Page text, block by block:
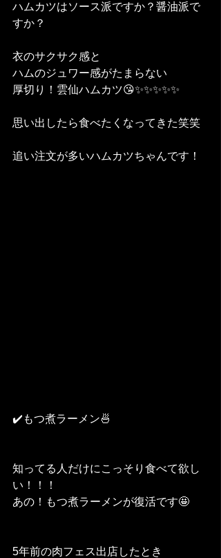
ハムカツはソース派ですか？醤油派で
すか？
衣のサクサク感と
ハムのジュワー感がたまらない
厚切り！雲仙ハムカツ😘✨✨✨✨✨
思い出したら食べたくなってきた笑笑
追い注文が多いハムカツちゃんです！
✔️もつ煮ラーメン🍜
知ってる人だけにこっそり食べて欲し
い！！！
あの！もつ煮ラーメンが復活です🤩
5年前の肉フェス出店したとき